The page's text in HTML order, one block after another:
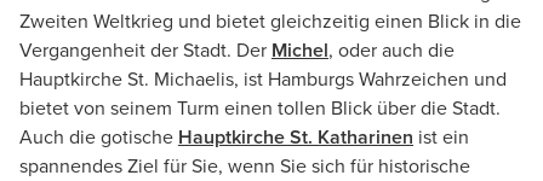
Zweiten Weltkrieg und bietet gleichzeitig einen Blick in die
Vergangenheit der Stadt. Der Michel, oder auch die
Hauptkirche St. Michaelis, ist Hamburgs Wahrzeichen und
bietet von seinem Turm einen tollen Blick über die Stadt.
Auch die gotische Hauptkirche St. Katharinen ist ein
spannendes Ziel für Sie, wenn Sie sich für historische